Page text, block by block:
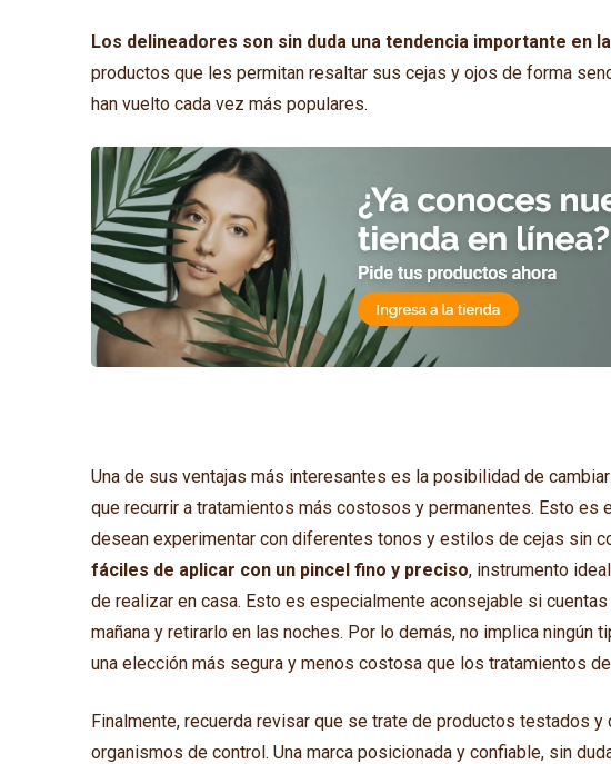
Los delineadores son sin duda una tendencia importante en
productos que les permitan resaltar sus cejas y ojos de forma
han vuelto cada vez más populares.
Una de sus ventajas más interesantes es la posibilidad de
que recurrir a tratamientos más costosos y permanentes. Esto es
desean experimentar con diferentes tonos y estilos de cejas sin
fáciles de aplicar con un pincel fino y preciso, instrumento
de realizar en casa. Esto es especialmente aconsejable si
mañana y retirarlo en las noches. Por lo demás, no implica ningún
una elección más segura y menos costosa que los tratamientos
Finalmente, recuerda revisar que se trate de productos testados
organismos de control. Una marca posicionada y confiable, sin